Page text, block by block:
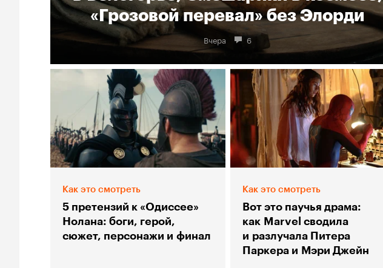
«Грозовой перевал» без Элорди
Вчера 6
Как это смотреть
5 претензий к «Одиссее»
Нолана: боги, герой,
сюжет, персонажи и финал
Как это смотреть
Вот это паучья драма:
как Marvel сводила
и разлучала Питера
Паркера и Мэри Джейн